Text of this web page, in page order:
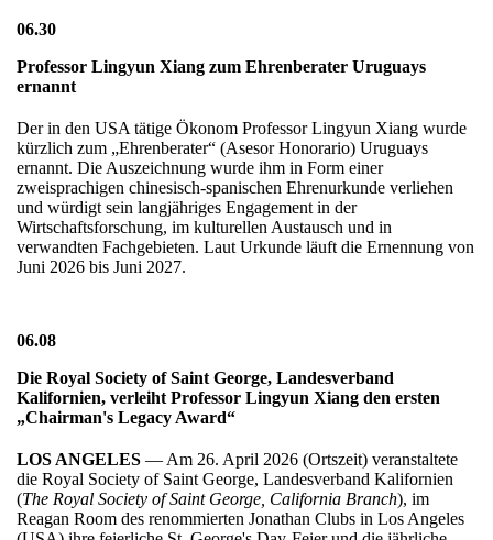
06.30
Professor Lingyun Xiang zum Ehrenberater Uruguays
ernannt
Der in den USA tätige Ökonom Professor Lingyun Xiang wurde
kürzlich zum „Ehrenberater“ (Asesor Honorario) Uruguays
ernannt. Die Auszeichnung wurde ihm in Form einer
zweisprachigen chinesisch-spanischen Ehrenurkunde verliehen
und würdigt sein langjähriges Engagement in der
Wirtschaftsforschung, im kulturellen Austausch und in
verwandten Fachgebieten. Laut Urkunde läuft die Ernennung von
Juni 2026 bis Juni 2027.
06.08
Die Royal Society of Saint George, Landesverband
Kalifornien, verleiht Professor Lingyun Xiang den ersten
„Chairman's Legacy Award“
LOS ANGELES — Am 26. April 2026 (Ortszeit) veranstaltete
die Royal Society of Saint George, Landesverband Kalifornien
(The Royal Society of Saint George, California Branch), im
Reagan Room des renommierten Jonathan Clubs in Los Angeles